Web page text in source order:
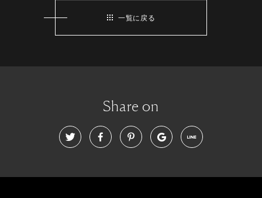
一覧に戻る
Share on